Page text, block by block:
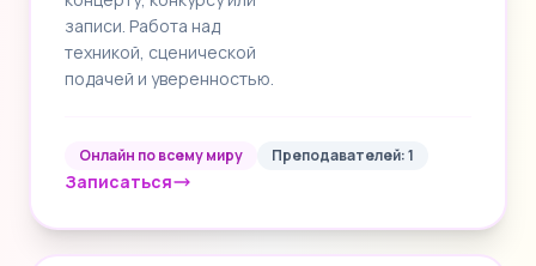
записи. Работа над
техникой, сценической
подачей и уверенностью.
Онлайн по всему миру Преподавателей: 1
Записаться